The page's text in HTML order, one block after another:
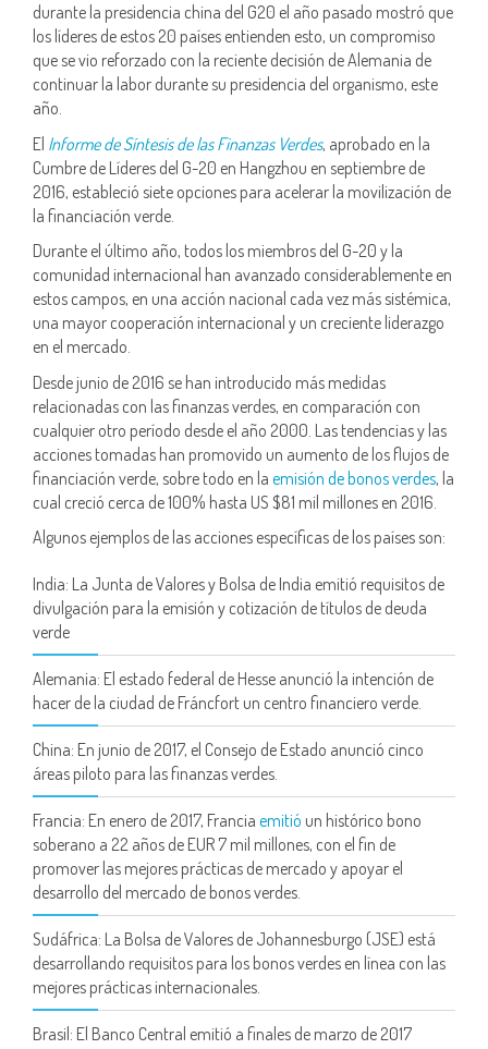
durante la presidencia china del G20 el año pasado mostró que
los líderes de estos 20 países entienden esto, un compromiso
que se vio reforzado con la reciente decisión de Alemania de
continuar la labor durante su presidencia del organismo, este
año.
El Informe de Síntesis de las Finanzas Verdes, aprobado en la
Cumbre de Líderes del G-20 en Hangzhou en septiembre de
2016, estableció siete opciones para acelerar la movilización de
la financiación verde.
Durante el último año, todos los miembros del G-20 y la
comunidad internacional han avanzado considerablemente en
estos campos, en una acción nacional cada vez más sistémica,
una mayor cooperación internacional y un creciente liderazgo
en el mercado.
Desde junio de 2016 se han introducido más medidas
relacionadas con las finanzas verdes, en comparación con
cualquier otro período desde el año 2000. Las tendencias y las
acciones tomadas han promovido un aumento de los flujos de
financiación verde, sobre todo en la emisión de bonos verdes, la
cual creció cerca de 100% hasta US $81 mil millones en 2016.
Algunos ejemplos de las acciones específicas de los países son:
India: La Junta de Valores y Bolsa de India emitió requisitos de
divulgación para la emisión y cotización de títulos de deuda
verde
Alemania: El estado federal de Hesse anunció la intención de
hacer de la ciudad de Fráncfort un centro financiero verde.
China: En junio de 2017, el Consejo de Estado anunció cinco
áreas piloto para las finanzas verdes.
Francia: En enero de 2017, Francia emitió un histórico bono
soberano a 22 años de EUR 7 mil millones, con el fin de
promover las mejores prácticas de mercado y apoyar el
desarrollo del mercado de bonos verdes.
Sudáfrica: La Bolsa de Valores de Johannesburgo (JSE) está
desarrollando requisitos para los bonos verdes en línea con las
mejores prácticas internacionales.
Brasil: El Banco Central emitió a finales de marzo de 2017